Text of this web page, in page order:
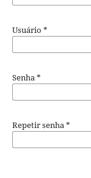
Usuário *
Senha*
Repetir senha*